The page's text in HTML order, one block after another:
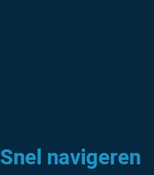
Snel navigeren